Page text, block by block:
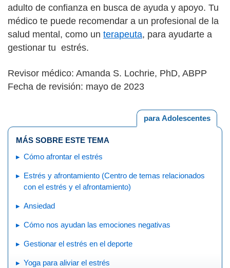
adulto de confianza en busca de ayuda y apoyo. Tu
médico te puede recomendar a un profesional de la
salud mental, como un terapeuta, para ayudarte a
gestionar tu estrés.
Revisor médico: Amanda S. Lochrie, PhD, ABPP
Fecha de revisión: mayo de 2023
para Adolescentes
MÁS SOBRE ESTE TEMA
Cómo afrontar el estrés
Estrés y afrontamiento (Centro de temas relacionados
con el estrés y el afrontamiento)
Ansiedad
Cómo nos ayudan las emociones negativas
Gestionar el estrés en el deporte
Yoga para aliviar el estrés